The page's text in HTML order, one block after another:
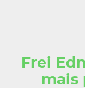
Frei
mais